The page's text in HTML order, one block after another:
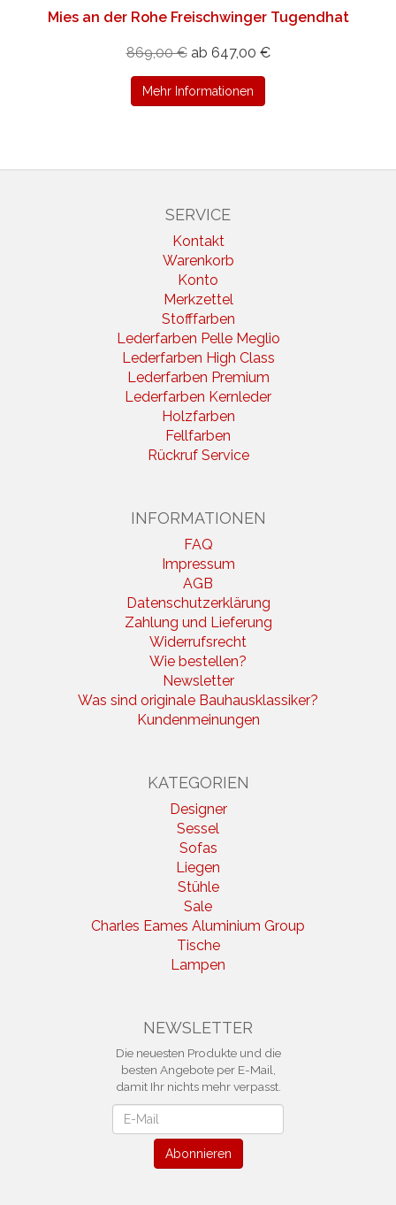
Mies an der Rohe Freischwinger Tugendhat
869,00 € ab 647,00 €
Mehr Informationen
SERVICE
Kontakt
Warenkorb
Konto
Merkzettel
Stofffarben
Lederfarben Pelle Meglio
Lederfarben High Class
Lederfarben Premium
Lederfarben Kernleder
Holzfarben
Fellfarben
Rückruf Service
INFORMATIONEN
FAQ
Impressum
AGB
Datenschutzerklärung
Zahlung und Lieferung
Widerrufsrecht
Wie bestellen?
Newsletter
Was sind originale Bauhausklassiker?
Kundenmeinungen
KATEGORIEN
Designer
Sessel
Sofas
Liegen
Stühle
Sale
Charles Eames Aluminium Group
Tische
Lampen
NEWSLETTER
Die neuesten Produkte und die
besten Angebote per E-Mail,
damit Ihr nichts mehr verpasst.
Abonnieren